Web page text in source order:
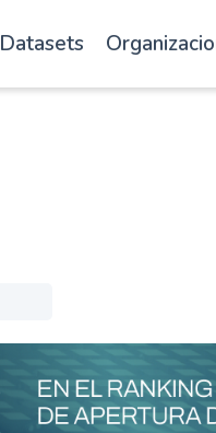
Datasets